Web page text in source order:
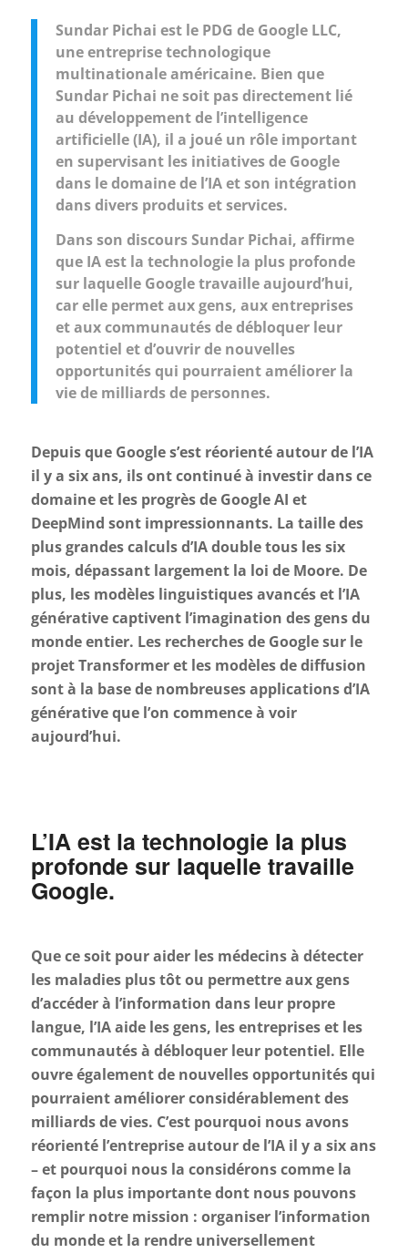
Sundar Pichai est le PDG de Google LLC,
une entreprise technologique
multinationale américaine. Bien que
Sundar Pichai ne soit pas directement lié
au développement de l’intelligence
artificielle (IA), il a joué un rôle important
en supervisant les initiatives de Google
dans le domaine de l’IA et son intégration
dans divers produits et services.
Dans son discours Sundar Pichai, affirme
que IA est la technologie la plus profonde
sur laquelle Google travaille aujourd’hui,
car elle permet aux gens, aux entreprises
et aux communautés de débloquer leur
potentiel et d’ouvrir de nouvelles
opportunités qui pourraient améliorer la
vie de milliards de personnes.
Depuis que Google s’est réorienté autour de l’IA
il y a six ans, ils ont continué à investir dans ce
domaine et les progrès de Google AI et
DeepMind sont impressionnants. La taille des
plus grandes calculs d’IA double tous les six
mois, dépassant largement la loi de Moore. De
plus, les modèles linguistiques avancés et l’IA
générative captivent l’imagination des gens du
monde entier. Les recherches de Google sur le
projet Transformer et les modèles de diffusion
sont à la base de nombreuses applications d’IA
générative que l’on commence à voir
aujourd’hui.
L’IA est la technologie la plus
profonde sur laquelle travaille
Google.
Que ce soit pour aider les médecins à détecter
les maladies plus tôt ou permettre aux gens
d’accéder à l’information dans leur propre
langue, l’IA aide les gens, les entreprises et les
communautés à débloquer leur potentiel. Elle
ouvre également de nouvelles opportunités qui
pourraient améliorer considérablement des
milliards de vies. C’est pourquoi nous avons
réorienté l’entreprise autour de l’IA il y a six ans
– et pourquoi nous la considérons comme la
façon la plus importante dont nous pouvons
remplir notre mission : organiser l’information
du monde et la rendre universellement